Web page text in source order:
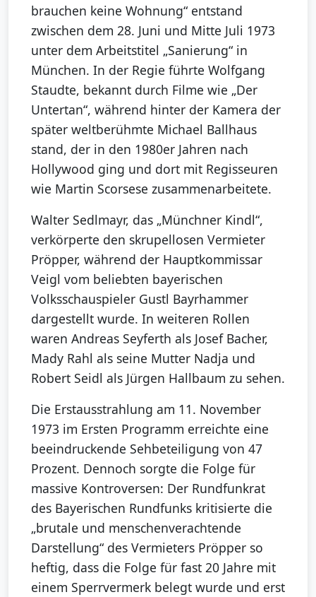
brauchen keine Wohnung“ entstand
zwischen dem 28. Juni und Mitte Juli 1973
unter dem Arbeitstitel „Sanierung“ in
München. In der Regie führte Wolfgang
Staudte, bekannt durch Filme wie „Der
Untertan“, während hinter der Kamera der
später weltberühmte Michael Ballhaus
stand, der in den 1980er Jahren nach
Hollywood ging und dort mit Regisseuren
wie Martin Scorsese zusammenarbeitete.
Walter Sedlmayr, das „Münchner Kindl“,
verkörperte den skrupellosen Vermieter
Pröpper, während der Hauptkommissar
Veigl vom beliebten bayerischen
Volksschauspieler Gustl Bayrhammer
dargestellt wurde. In weiteren Rollen
waren Andreas Seyferth als Josef Bacher,
Mady Rahl als seine Mutter Nadja und
Robert Seidl als Jürgen Hallbaum zu sehen.
Die Erstausstrahlung am 11. November
1973 im Ersten Programm erreichte eine
beeindruckende Sehbeteiligung von 47
Prozent. Dennoch sorgte die Folge für
massive Kontroversen: Der Rundfunkrat
des Bayerischen Rundfunks kritisierte die
„brutale und menschenverachtende
Darstellung“ des Vermieters Pröpper so
heftig, dass die Folge für fast 20 Jahre mit
einem Sperrvermerk belegt wurde und erst